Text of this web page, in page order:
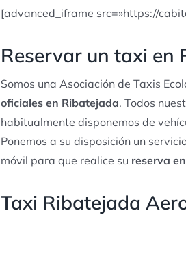
[advanced_iframe src=»https://
Reservar un taxi en
Somos una Asociación de Taxis
oficiales en Ribatejada. Todos
habitualmente disponemos de
Ponemos a su disposición un
móvil para que realice su reserva
Taxi Ribatejada